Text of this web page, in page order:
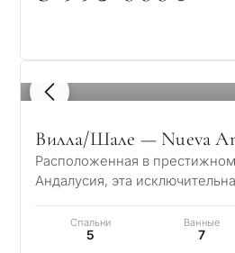
1 / 8
Вилла/Шале — Nueva
Расположенная в
Андалусия, эта
Спальни
5
Ванные
7